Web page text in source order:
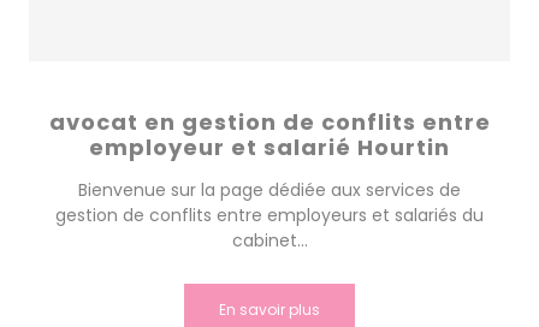
avocat en gestion de conflits entre
employeur et salarié Hourtin
Bienvenue sur la page dédiée aux services de
gestion de conflits entre employeurs et salariés du
cabinet...
En savoir plus